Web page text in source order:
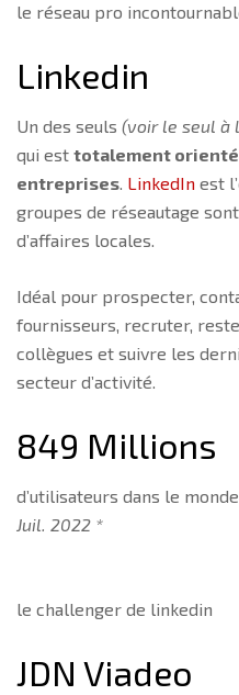
le réseau pro
Linkedin
Un des seuls (voir le seul à
qui est totalement
entreprises. LinkedIn est
groupes de réseautage
d’affaires locales.
Idéal pour prospecter,
fournisseurs, recruter,
collègues et suivre les
secteur d’activité.
849 Millions
d’utilisateurs dans le monde
Juil. 2022 *
le challenger de linkedin
JDN Viadeo